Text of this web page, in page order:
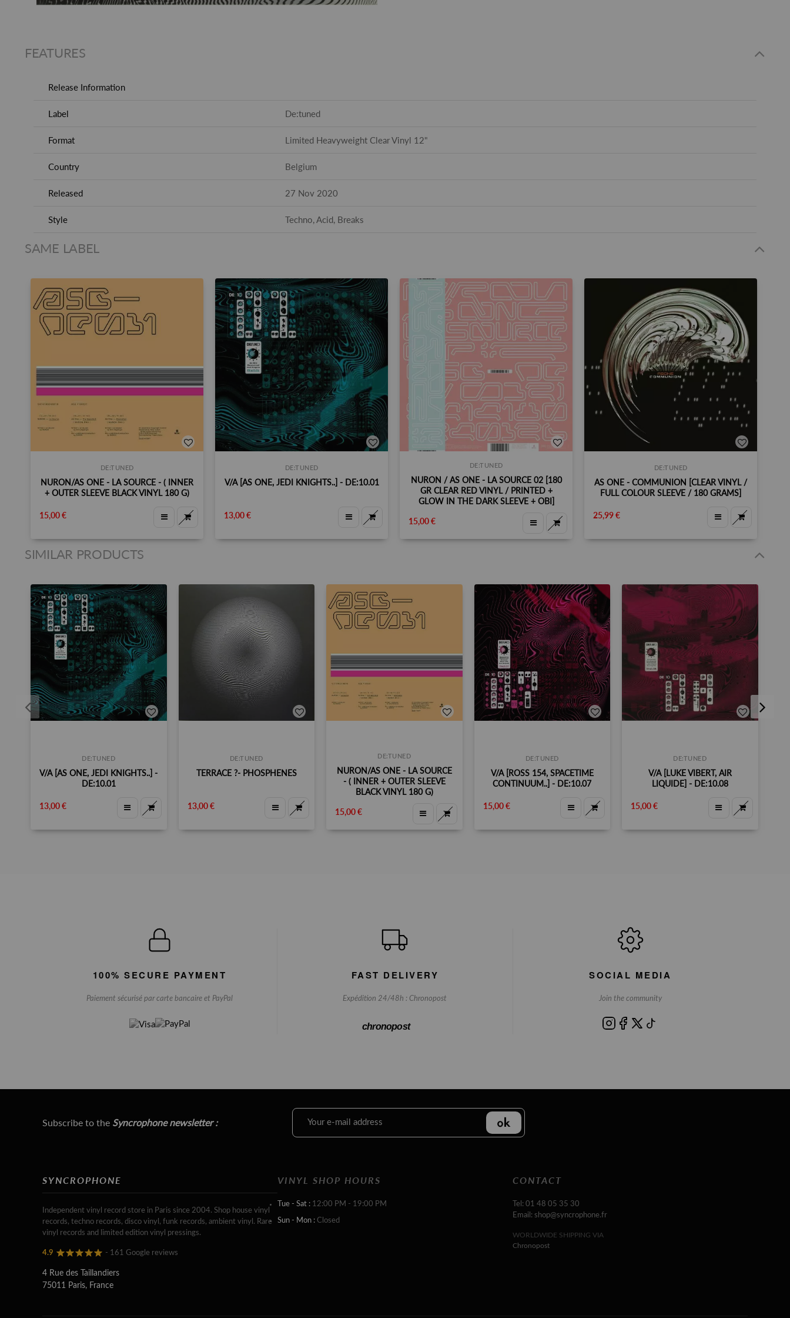
FEATURES
Release Information
Label De:tuned
Format Limited Heavyweight Clear Vinyl 12"
Country Belgium
Released 27 Nov 2020
Style Techno, Acid, Breaks
SAME LABEL
DE:TUNED
NURON/AS ONE - LA SOURCE - ( INNER
+ OUTER SLEEVE BLACK VINYL 180 G)
15,00 €
DE:TUNED
V/A [AS ONE, JEDI KNIGHTS..] - DE:10.01
13,00 €
DE:TUNED
NURON / AS ONE - LA SOURCE 02 [180
GR CLEAR RED VINYL / PRINTED +
GLOW IN THE DARK SLEEVE + OBI]
15,00 €
DE:TUNED
AS ONE - COMMUNION [CLEAR VINYL /
FULL COLOUR SLEEVE / 180 GRAMS]
25,99 €
SIMILAR PRODUCTS
DE:TUNED
V/A [AS ONE, JEDI KNIGHTS..] -
DE:10.01
13,00 €
DE:TUNED
TERRACE ‎?- PHOSPHENES
13,00 €
DE:TUNED
NURON/AS ONE - LA SOURCE
- ( INNER + OUTER SLEEVE
BLACK VINYL 180 G)
15,00 €
DE:TUNED
V/A [ROSS 154, SPACETIME
CONTINUUM..] - DE:10.07
15,00 €
DE:TUNED
V/A [LUKE VIBERT, AIR
LIQUIDE] - DE:10.08
15,00 €
100% SECURE PAYMENT
Paiement sécurisé par carte bancaire et PayPal
FAST DELIVERY
Expédition 24/48h : Chronopost
chronopost
SOCIAL MEDIA
Join the community
Subscribe to the Syncrophone newsletter :
SYNCROPHONE
Independent vinyl record store in Paris since 2004. Shop house vinyl
records, techno records, disco vinyl, funk records, ambient vinyl. Rare
vinyl records and limited edition vinyl pressings.
4.9 - 161 Google reviews
4 Rue des Taillandiers
75011 Paris, France
VINYL SHOP HOURS
Tue - Sat : 12:00 PM - 19:00 PM
Sun - Mon : Closed
CONTACT
Tel: 01 48 05 35 30
Email: shop@syncrophone.fr
WORLDWIDE SHIPPING VIA
Chronopost